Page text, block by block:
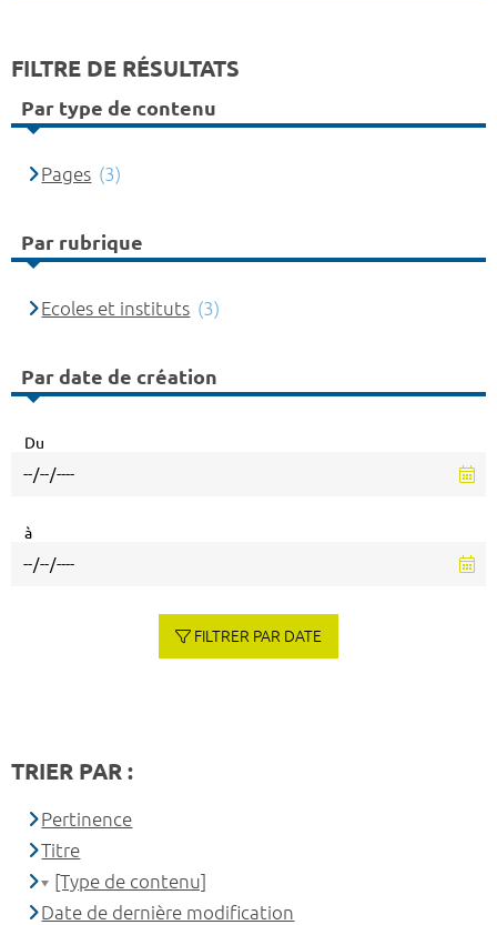
FILTRE DE RÉSULTATS
Par type de contenu
Pages (3)
Par rubrique
Ecoles et instituts (3)
Par date de création
Du
à
FILTRER PAR DATE
TRIER PAR :
Pertinence
Titre
[Type de contenu]
Date de dernière modification